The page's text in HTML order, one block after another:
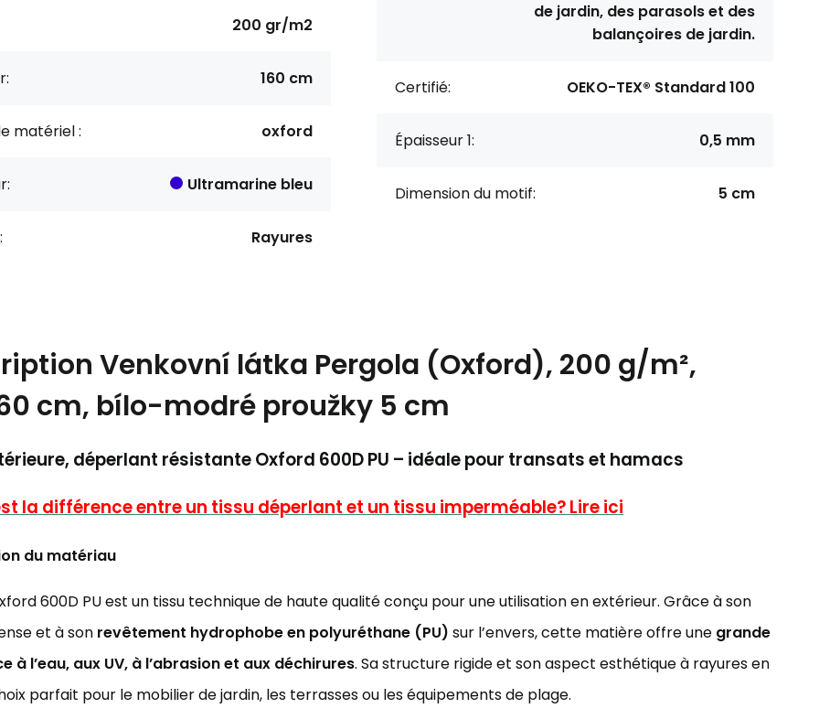
200 gr/m2
160 cm
matériel : oxford
Ultramarine bleu
Rayures
de jardin, des parasols et des
balançoires de jardin.
Certifié: OEKO-TEX® Standard 100
Épaisseur 1: 0,5 mm
Dimension du motif: 5 cm
Venkovní látka Pergola (Oxford), 200 g/m²,
cm, bílo-modré proužky 5 cm
déperlant résistante Oxford 600D PU – idéale pour transats et hamacs
la différence entre un tissu déperlant et un tissu imperméable? Lire ici
du matériau
600D PU est un tissu technique de haute qualité conçu pour une utilisation en extérieur. Grâce à son
et à son revêtement hydrophobe en polyuréthane (PU) sur l’envers, cette matière offre une grande
à l’eau, aux UV, à l’abrasion et aux déchirures. Sa structure rigide et son aspect esthétique à rayures en
parfait pour le mobilier de jardin, les terrasses ou les équipements de plage.